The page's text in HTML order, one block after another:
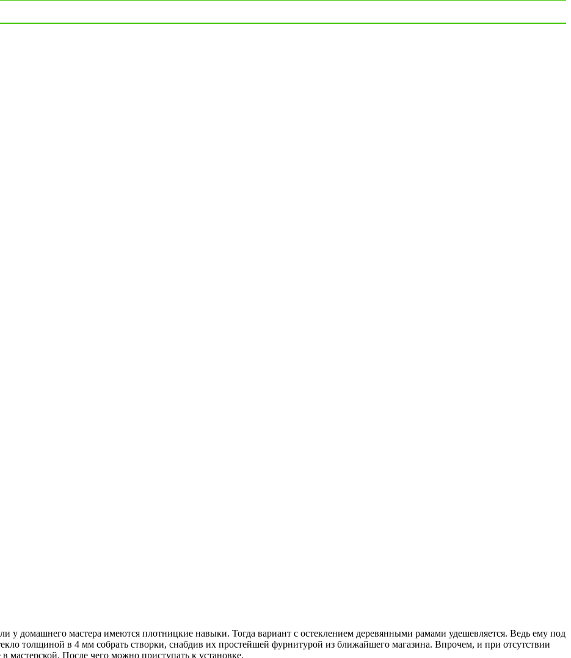
у домашнего мастера имеются плотницкие навыки. Тогда вариант с остеклением деревянными рамами удешевляется. Ведь ему под
толщиной в 4 мм собрать створки, снабдив их простейшей фурнитурой из ближайшего магазина. Впрочем, и при отсутствии
в мастерской. После чего можно приступать к установке.